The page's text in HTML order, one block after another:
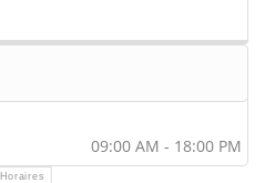
09:00 AM - 18:00 PM
Horaires